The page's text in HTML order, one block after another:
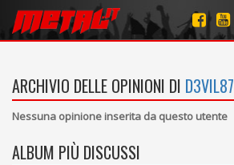
ARCHIVIO DELLE OPINIONI DI D3VIL87
Nessuna opinione inserita da questo utente
ALBUM PIÙ DISCUSSI